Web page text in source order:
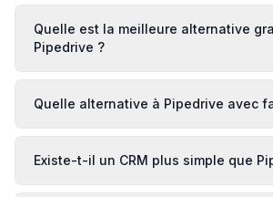
Quelle est la meilleure alternative
Pipedrive ?
Quelle alternative à Pipedrive avec
Existe-t-il un CRM plus simple que